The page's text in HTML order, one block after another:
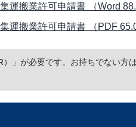
運搬業許可申請書 （Word
運搬業許可申請書 （PDF
」が必要です。お持ちでない方は